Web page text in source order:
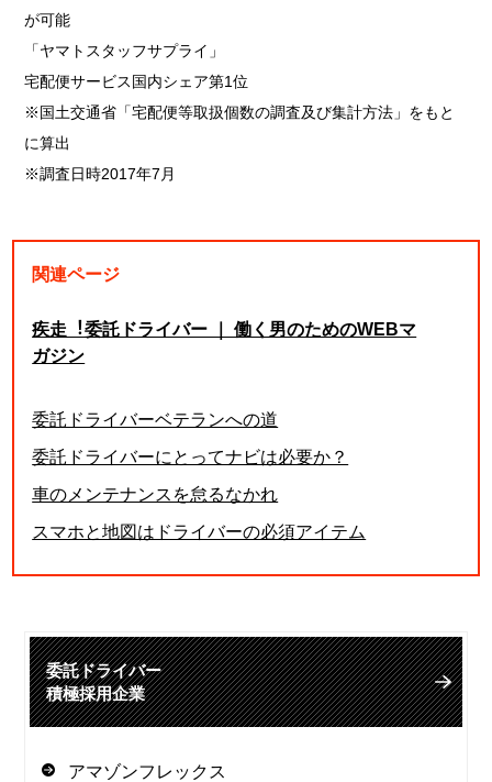
が可能
「ヤマトスタッフサプライ」
宅配便サービス国内シェア第1位
※国土交通省「宅配便等取扱個数の調査及び集計方法」をもと
に算出
※調査日時2017年7月
関連ページ
疾走︕委託ドライバー ｜ 働く男のためのWEBマ
ガジン
委託ドライバーベテランへの道
委託ドライバーにとってナビは必要か？
車のメンテナンスを怠るなかれ
スマホと地図はドライバーの必須アイテム
委託ドライバー
積極採用企業
アマゾンフレックス